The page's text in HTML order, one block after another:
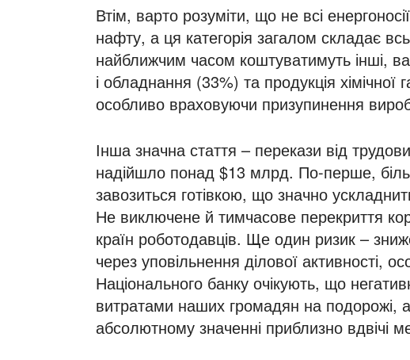
Втім, варто розуміти, що не всі
нафту, а ця категорія загалом складає
найближчим часом коштуватимуть інші,
і обладнання (33%) та продукція хімічної
особливо враховуючи призупинення
Інша значна стаття – перекази від
надійшло понад $13 млрд. По-перше,
завозиться готівкою, що значно
Не виключене й тимчасове перекриття
країн роботодавців. Ще один ризик –
через уповільнення ділової активності,
Національного банку очікують, що
витратами наших громадян на подорожі,
абсолютному значенні приблизно вдвічі